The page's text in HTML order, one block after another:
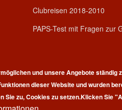
Clubreisen 2018-2010
PAPS-Test mit Fragen zur
und unsere Angebote ständig
dieser Website und wurden
Sie zu, Cookies zu setzen.Klicken Sie